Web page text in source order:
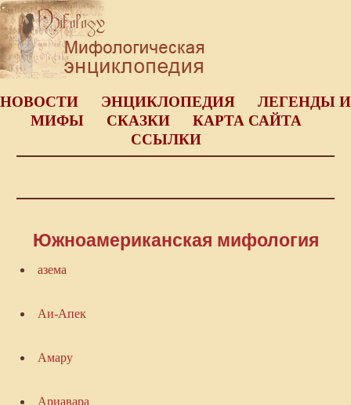
НОВОСТИ ЭНЦИКЛОПЕДИЯ
ЛЕГЕНДЫ И
МИФЫ
СКАЗКИ
КАРТА САЙТА
ССЫЛКИ
Южноамериканская мифология
азема
Аи-Апек
Амару
Ариавара